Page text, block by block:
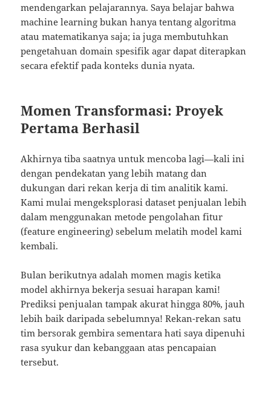
mendengarkan pelajarannya. Saya belajar bahwa
machine learning bukan hanya tentang algoritma
atau matematikanya saja; ia juga membutuhkan
pengetahuan domain spesifik agar dapat diterapkan
secara efektif pada konteks dunia nyata.
Momen Transformasi: Proyek
Pertama Berhasil
Akhirnya tiba saatnya untuk mencoba lagi—kali ini
dengan pendekatan yang lebih matang dan
dukungan dari rekan kerja di tim analitik kami.
Kami mulai mengeksplorasi dataset penjualan lebih
dalam menggunakan metode pengolahan fitur
(feature engineering) sebelum melatih model kami
kembali.
Bulan berikutnya adalah momen magis ketika
model akhirnya bekerja sesuai harapan kami!
Prediksi penjualan tampak akurat hingga 80%, jauh
lebih baik daripada sebelumnya! Rekan-rekan satu
tim bersorak gembira sementara hati saya dipenuhi
rasa syukur dan kebanggaan atas pencapaian
tersebut.